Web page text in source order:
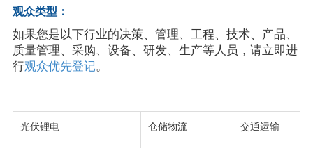
观众类型：
如果您是以下行业的决策、管理、工程、技术、产品、
质量管理、采购、设备、研发、生产等人员，请立即进
行观众优先登记。
光伏锂电 仓储物流 交通运输